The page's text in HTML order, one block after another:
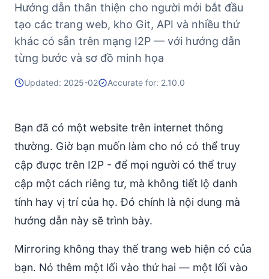
Phần 5: API Nhân Bản
Proxy API Cơ bản
Hỗ trợ WebSocket
Các Thực Hành Bảo Mật Tốt Nhất
Bật nén dữ liệu
Điều chỉnh Số lượng Tunnel cho Lưu lượng
Độ dài Tunnel (Hops)
Các Mẹo Router Chung
Nâng cao: Cấu hình Tunnel Thủ công
Khắc phục sự cố
Hiệu suất chậm sau khi khởi động lại
Lỗi “Address not found” khi người khác truy cập
Hướng dẫn thân thiện cho người mới bắt đầu
tạo các trang web, kho Git, API và nhiều thứ
khác có sẵn trên mạng I2P — với hướng dẫn
từng bước và sơ đồ minh họa
Updated: 2025-02 Accurate for: 2.10.0
Bạn đã có một website trên internet thông
thường. Giờ bạn muốn làm cho nó có thể truy
cập được trên I2P - để mọi người có thể truy
cập một cách riêng tư, mà không tiết lộ danh
tính hay vị trí của họ. Đó chính là nội dung mà
hướng dẫn này sẽ trình bày.
Mirroring không thay thế trang web hiện có của
bạn. Nó thêm một lối vào thứ hai — một lối vào